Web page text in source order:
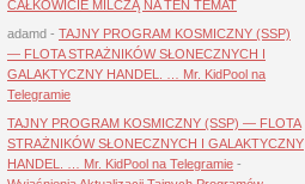
CAŁKOWICIE MILCZĄ NA TEN TEMAT
adamd - TAJNY PROGRAM KOSMICZNY (SSP)
— FLOTA STRAŻNIKÓW SŁONECZNYCH I
GALAKTYCZNY HANDEL. … Mr. KidPool na
Telegramie
TAJNY PROGRAM KOSMICZNY (SSP) — FLOTA
STRAŻNIKÓW SŁONECZNYCH I GALAKTYCZNY
HANDEL. … Mr. KidPool na Telegramie -